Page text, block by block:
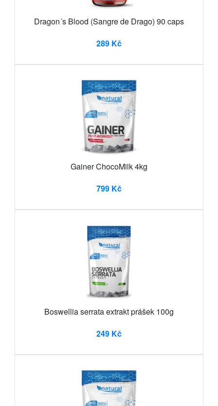
Dragon´s Blood (Sangre de Drago) 90 caps
289 Kč
Gainer ChocoMilk 4kg
799 Kč
Boswellia serrata extrakt prášek 100g
249 Kč